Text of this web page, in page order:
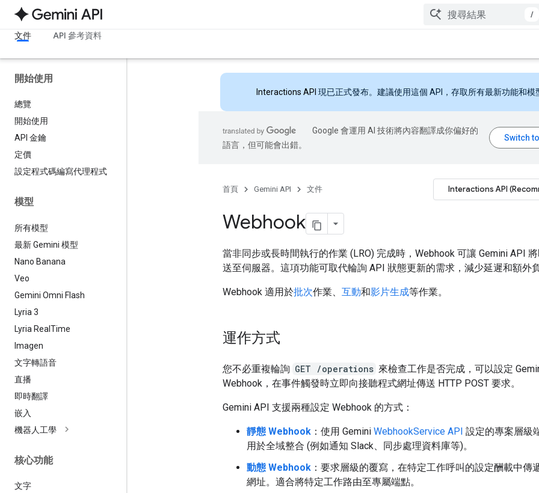
/
文件
API 參考資料
開始使用
總覽
開始使用
API 金鑰
定價
設定程式碼編寫代理程式
模型
所有模型
最新 Gemini 模型
Nano Banana
Veo
Gemini Omni Flash
Lyria 3
Lyria Real Time
Imagen
文字轉語音
直播
即時翻譯
嵌入
機器人工學
核心功能
文字
Interactions API 現已正式發布。建議使用這個 API，存取所有最新功能和模
Google 會運用 AI 技術將內容翻譯成你偏好的
語言，但可能會出錯。
首頁 Gemini API 文件 Interactions API
Webhook
當非同步或長時間執行的作業 (LRO) 完成時，Webhook 可讓 Gemini API
送至伺服器。這項功能可取代輪詢 API 狀態更新的需求，減少延遲和額外
Webhook 適用於批次作業、 互動和影片生成等作業。
運作方式
您不必重複輪詢 GET /operations 來檢查工作是否完成，可以設定
Webhook，在事件觸發時立即向接聽程式網址傳送 HTTP POST 要求。
Gemini API 支援兩種設定 Webhook 的方式：
靜態 Webhook ：使用 Gemini WebhookService API 設定的專案層級
用於全域整合 (例如通知 Slack、同步處理資料庫等)。
動態 Webhook ：要求層級的覆寫，在特定工作呼叫的設定酬載中傳
網址。適合將特定工作路由至專屬端點。